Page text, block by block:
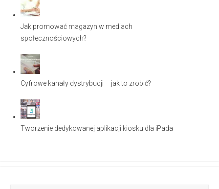
Jak promować magazyn w mediach
społecznościowych?
Cyfrowe kanały dystrybucji – jak to zrobić?
Tworzenie dedykowanej aplikacji kiosku dla iPada